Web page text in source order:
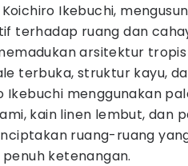
Ikebuchi,
terhadap ruang dan
arsitektur
terbuka, struktur kayu,
Ikebuchi menggunakan
kain linen lembut, dan
ruang-ruang
ketenangan.